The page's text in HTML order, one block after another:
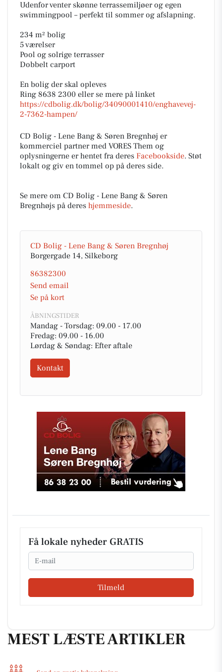
Udenfor venter skønne terrassemiljøer og egen
swimmingpool – perfekt til sommer og afslapning.
234 m² bolig
5 værelser
Pool og solrige terrasser
Dobbelt carport
En bolig der skal opleves
Ring 8638 2300 eller se mere på linket
https://cdbolig.dk/bolig/34090001410/enghavevej-
2-7362-hampen/
CD Bolig - Lene Bang & Søren Bregnhøj er
kommerciel partner med VORES Them og
oplysningerne er hentet fra deres Facebookside. Støt
lokalt og giv en tommel op på deres side.
Se mere om CD Bolig - Lene Bang & Søren
Bregnhøjs på deres hjemmeside.
CD Bolig - Lene Bang & Søren Bregnhøj
Borgergade 14, Silkeborg
86382300
Send email
Se på kort
ÅBNINGSTIDER
Mandag - Torsdag: 09.00 - 17.00
Fredag: 09.00 - 16.00
Lørdag & Søndag: Efter aftale
Kontakt
Få lokale nyheder GRATIS
Email
Tilmeld
MEST LÆSTE ARTIKLER